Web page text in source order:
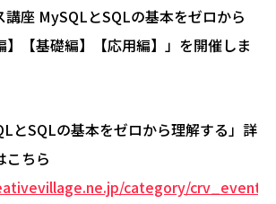
講座 MySQLとSQLの基本をゼロから
】【基礎編】【応用編】」を開催しま
とSQLの基本をゼロから理解する」詳
こちら
category/crv_event/